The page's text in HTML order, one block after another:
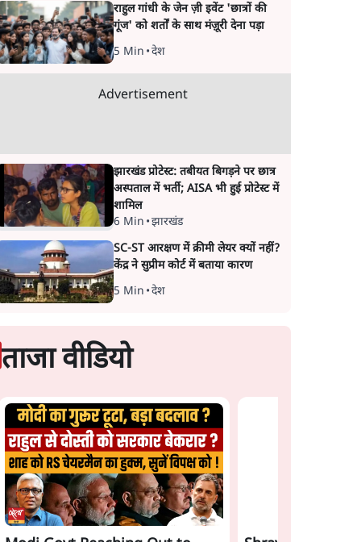
आया
Satya Hindi News
Bulletin। 7 अगस्त ,रात 8
बजे तक की ख़बरें
राहुल गांधी के जेन ज़ी इवेंट 'छात्रों की
गूंज' को शर्तों के साथ मंज़ूरी देना पड़ा
5 Min •देश
Advertisement
झारखंड प्रोटेस्ट: तबीयत बिगड़ने पर छात्र
अस्पताल में भर्ती; AISA भी हुई प्रोटेस्ट में
शामिल
6 Min •झारखंड
SC-ST आरक्षण में क्रीमी लेयर क्यों नहीं?
केंद्र ने सुप्रीम कोर्ट में बताया कारण
5 Min •देश
ताजा वीडियो